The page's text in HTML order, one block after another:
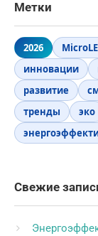
Метки
2026
инновации
развитие
тренды
эко
Свежие